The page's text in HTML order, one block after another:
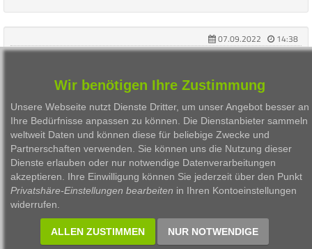
07.09.2022
14:38
Kryptoexperte Mirco Recksiek (Bitcoin2Go): "Krypto hat das nächste
Level erreicht: nach heißer Luft kommt Risikoasset"
Kryptoexperte Mirco Recksiek betreibt unter dem Namen Bitcoin2Go
verschiedene Kanäle zur finanziellen Bildung, speziell im Bereich
Kryptoass ...
1
Wir benötigen Ihre Zustimmung
Unsere Webseite nutzt Dienste Dritter, um unser Angebot besser an
Ihre Bedürfnisse anpassen zu können. Die Dienstanbieter sammeln
weltweit Daten und können diese für beliebige Zwecke und
Partnerschaften verwenden. Sie können uns die Nutzung dieser
Dienste erlauben oder nur notwendige Datenverarbeitungen
akzeptieren. Ihre Einwilligung können Sie jederzeit über den Punkt
Privatshäre-Einstellungen bearbeiten in Ihren Kontoeinstellungen
widerrufen.
ALLEN ZUSTIMMEN NUR NOTWENDIGE